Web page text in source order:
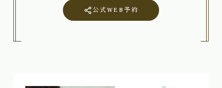
公式WEB予約